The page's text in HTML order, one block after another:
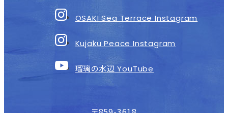
OSAKI Sea Terrace Instagram
Kujaku Peace Instagram
瑠璃の水辺 YouTube